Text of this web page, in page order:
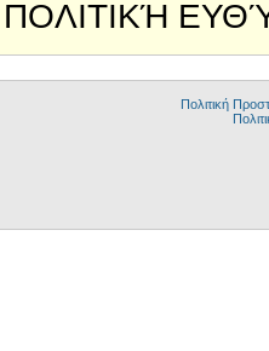
ΠΟΛΙΤΙΚΉ
Πολιτική